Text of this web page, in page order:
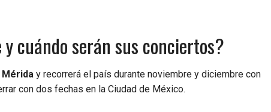
cuándo serán sus conciertos?
Mérida y recorrerá el país durante noviembre y diciembre con
con dos fechas en la Ciudad de México.